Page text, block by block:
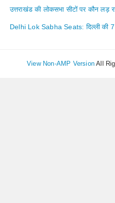
उत्तराखंड की लोकसभा सीटों पर कौन लड़
Delhi Lok Sabha Seats: दिल्ली की 7
View Non-AMP Version All